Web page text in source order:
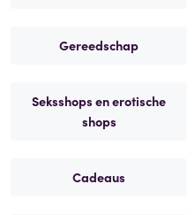
Gereedschap
Seksshops en erotische
shops
Cadeaus